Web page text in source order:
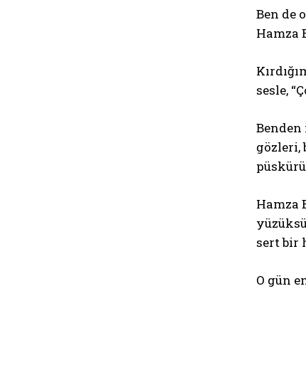
Ben de
Hamza
sesle,
gözleri,
Hamza
sert bir
O gün